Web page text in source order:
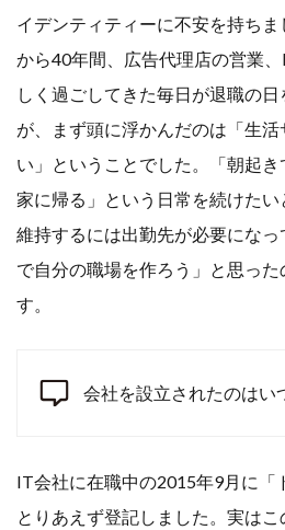
イデンティティーに不安を持ち
から40年間、広告代理店の営業
しく過ごしてきた毎日が退職の
が、まず頭に浮かんだのは「生
い」ということでした。「朝起
家に帰る」という日常を続けた
維持するには出勤先が必要にな
で自分の職場を作ろう」と思っ
す。
会社を設立されたのはい
IT会社に在職中の2015年9月に「
とりあえず登記しました。実は